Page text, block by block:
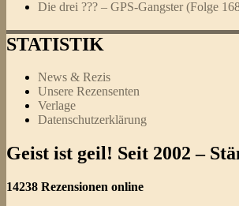
Die drei ??? – GPS-Gangster (Folge
STATISTIK
News & Rezis
Unsere Rezensenten
Verlage
Datenschutzerklärung
Geist ist geil! Seit 2002 –
14238 Rezensionen online